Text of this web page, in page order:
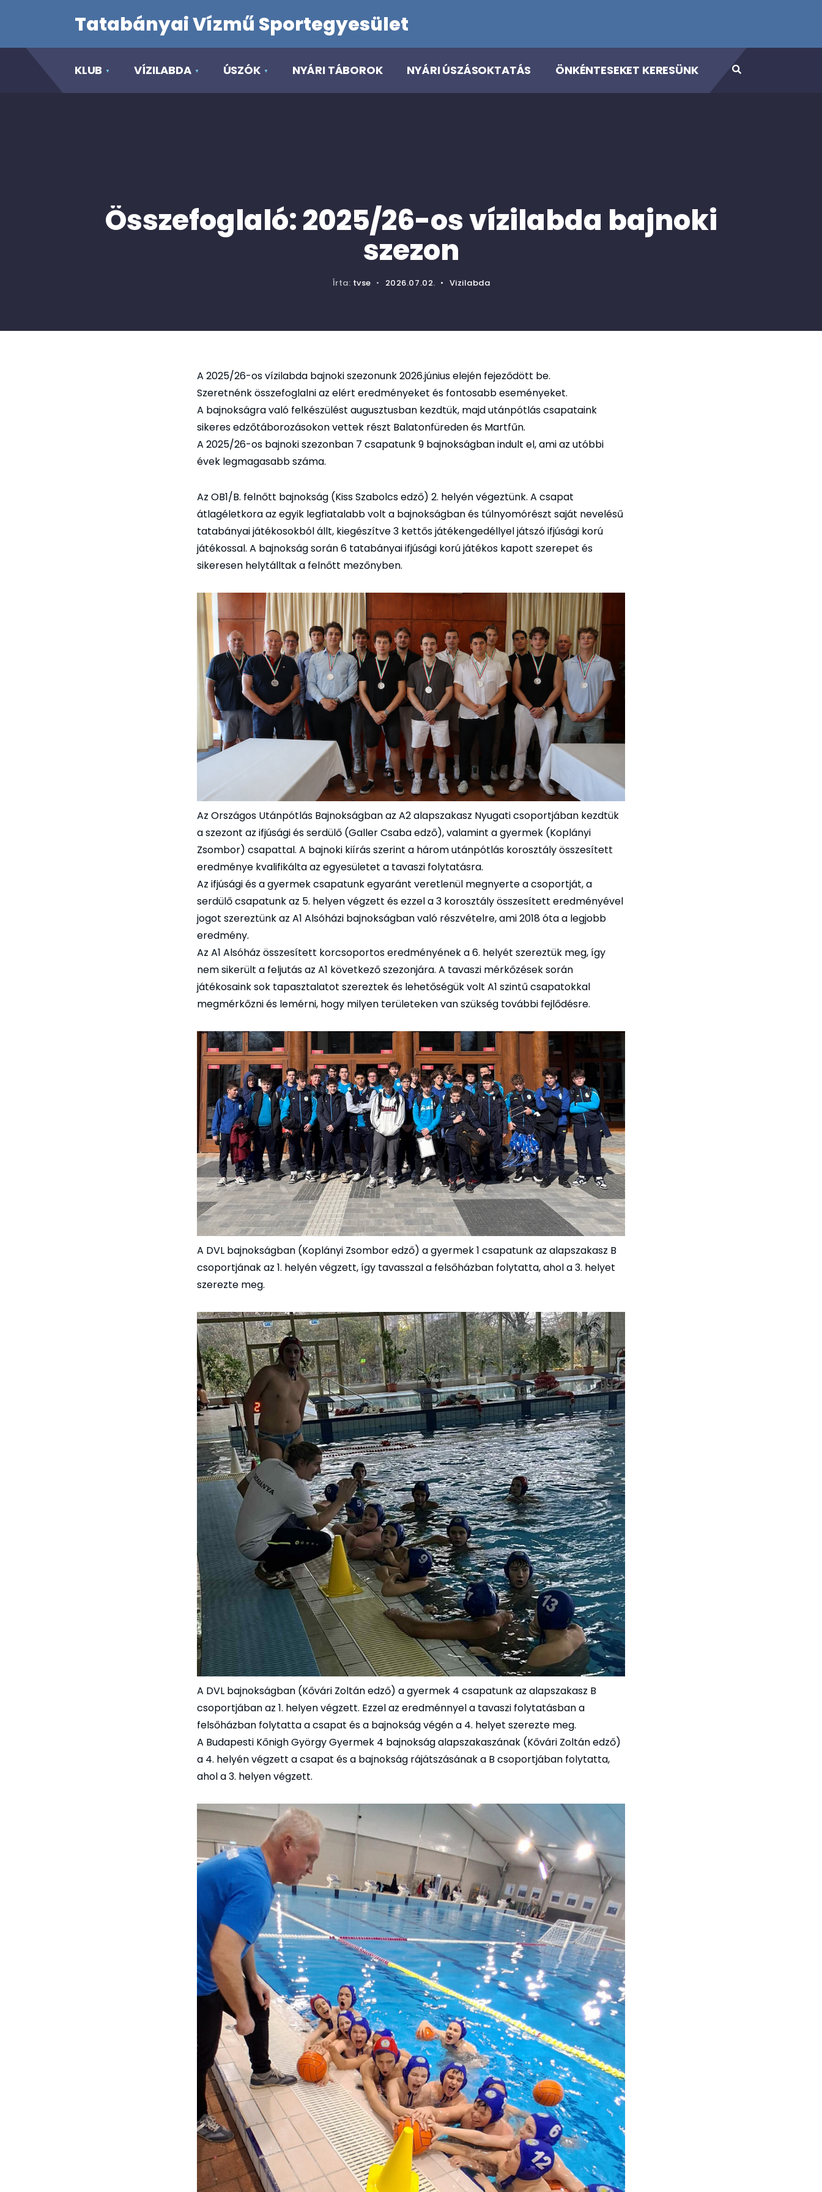
Tatabányai Vízmű Sportegyesület
KLUB VÍZILABDA ÚSZÓK NYÁRI TÁBOROK NYÁRI ÚSZÁSOKTATÁS ÖNKÉNTESEKET KERESÜNK
Összefoglaló: 2025/26-os vízilabda bajnoki
szezon
Írta: tvse • 2026.07.02. • Vizilabda
A 2025/26-os vízilabda bajnoki szezonunk 2026.június elején fejeződött be.
Szeretnénk összefoglalni az elért eredményeket és fontosabb eseményeket.
A bajnokságra való felkészülést augusztusban kezdtük, majd utánpótlás csapataink
sikeres edzőtáborozásokon vettek részt Balatonfüreden és Martfűn.
A 2025/26-os bajnoki szezonban 7 csapatunk 9 bajnokságban indult el, ami az utóbbi
évek legmagasabb száma.
Az OB1/B. felnőtt bajnokság (Kiss Szabolcs edző) 2. helyén végeztünk. A csapat
átlagéletkora az egyik legfiatalabb volt a bajnokságban és túlnyomórészt saját nevelésű
tatabányai játékosokból állt, kiegészítve 3 kettős játékengedéllyel játszó ifjúsági korú
játékossal. A bajnokság során 6 tatabányai ifjúsági korú játékos kapott szerepet és
sikeresen helytálltak a felnőtt mezőnyben.
Az Országos Utánpótlás Bajnokságban az A2 alapszakasz Nyugati csoportjában kezdtük
a szezont az ifjúsági és serdülő (Galler Csaba edző), valamint a gyermek (Koplányi
Zsombor) csapattal. A bajnoki kiírás szerint a három utánpótlás korosztály összesített
eredménye kvalifikálta az egyesületet a tavaszi folytatásra.
Az ifjúsági és a gyermek csapatunk egyaránt veretlenül megnyerte a csoportját, a
serdülő csapatunk az 5. helyen végzett és ezzel a 3 korosztály összesített eredményével
jogot szereztünk az A1 Alsóházi bajnokságban való részvételre, ami 2018 óta a legjobb
eredmény.
Az A1 Alsóház összesített korcsoportos eredményének a 6. helyét szereztük meg, így
nem sikerült a feljutás az A1 következő szezonjára. A tavaszi mérkőzések során
játékosaink sok tapasztalatot szereztek és lehetőségük volt A1 szintű csapatokkal
megmérkőzni és lemérni, hogy milyen területeken van szükség további fejlődésre.
A DVL bajnokságban (Koplányi Zsombor edző) a gyermek 1 csapatunk az alapszakasz B
csoportjának az 1. helyén végzett, így tavasszal a felsőházban folytatta, ahol a 3. helyet
szerezte meg.
A DVL bajnokságban (Kővári Zoltán edző) a gyermek 4 csapatunk az alapszakasz B
csoportjában az 1. helyen végzett. Ezzel az eredménnyel a tavaszi folytatásban a
felsőházban folytatta a csapat és a bajnokság végén a 4. helyet szerezte meg.
A Budapesti Kőnigh György Gyermek 4 bajnokság alapszakaszának (Kővári Zoltán edző)
a 4. helyén végzett a csapat és a bajnokság rájátszásának a B csoportjában folytatta,
ahol a 3. helyen végzett.